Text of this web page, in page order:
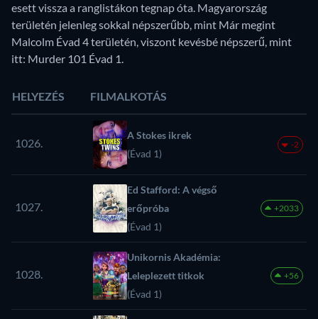
esett vissza a ranglistákon tegnap óta. Magyarország
területén jelenleg sokkal népszerűbb, mint Már megint
Malcolm Évad 4 területén, viszont kevésbé népszerű, mint
itt: Murder 101 Évad 1.
HELYEZÉS FILMALKOTÁS
1026.
A Stokes ikrek
(Évad 1)
-2
1027.
Ed Stafford: A végső
erőpróba
(Évad 1)
+2033
1028.
Unikornis Akadémia:
Leleplezett titkok
(Évad 1)
+56